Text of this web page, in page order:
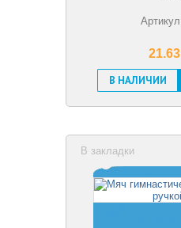
В НАЛИЧИИ
В закладки